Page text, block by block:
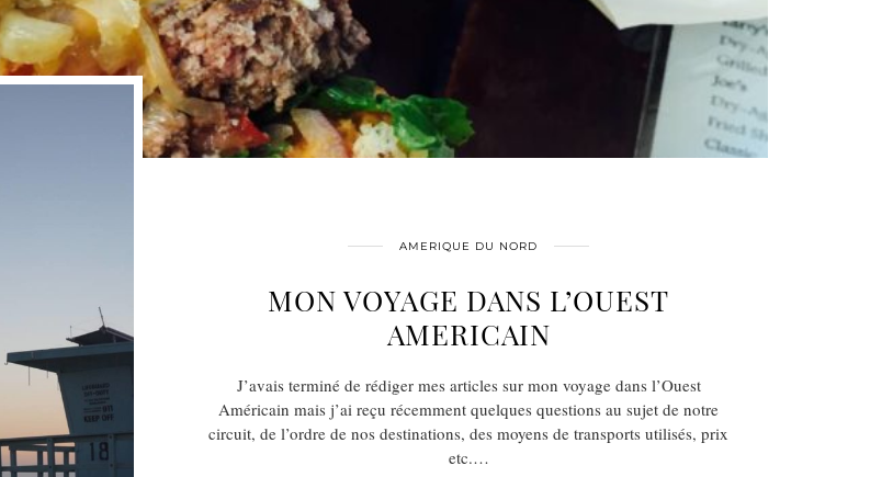
AMERIQUE DU NORD
MON VOYAGE DANS L’OUEST
AMERICAIN
J’avais terminé de rédiger mes articles sur mon voyage dans l’Ouest
Américain mais j’ai reçu récemment quelques questions au sujet de notre
circuit, de l’ordre de nos destinations, des moyens de transports utilisés, prix
etc.…